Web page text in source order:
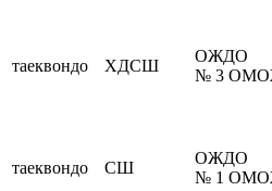
таеквондо ХДСШ
ОЖДО
№ 3
таеквондо СШ
ОЖДО
№ 1